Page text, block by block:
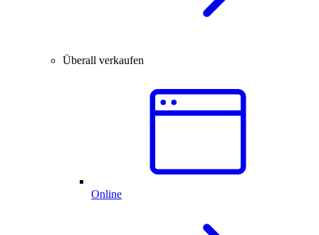
Überall verkaufen
Online